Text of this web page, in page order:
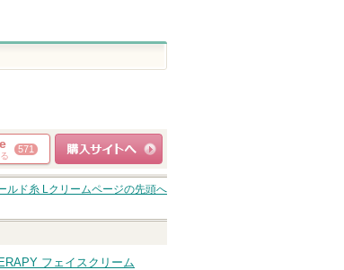
571
ショッピングサイト
へ
ルド糸 Lクリームページの先頭へ
フェイスクリーム